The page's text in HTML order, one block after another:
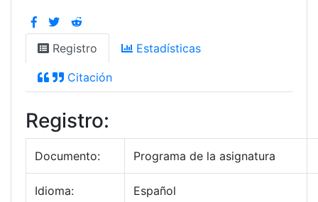
Registro Estadísticas
Citación
Registro:
Documento: Programa de la asignatura
Idioma: Español